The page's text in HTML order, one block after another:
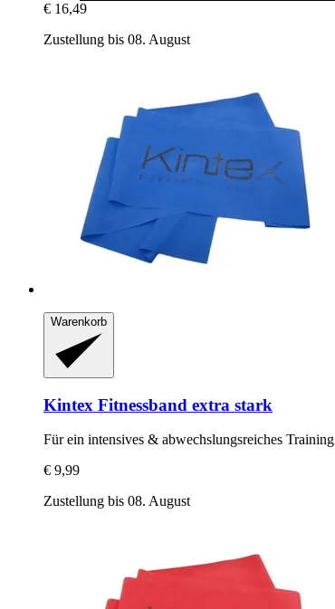
€ 16,49
Zustellung bis 08. August
Warenkorb
Kintex Fitnessband extra stark
Für ein intensives & abwechslungsreiches Training
€ 9,99
Zustellung bis 08. August